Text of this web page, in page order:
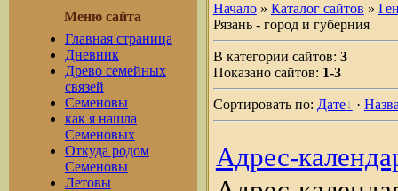
Меню сайта
Главная страница
Дневник
Древо семейных
связей
Семеновы
как я нашла
Семеновых
Откуда родом
Семеновы
Летовы
Начало» Каталог сайтов »
Рязань - город и губерния
В категории сайтов: 3
Показано сайтов: 1-3
Сортировать по: Дате ·
Адрес-